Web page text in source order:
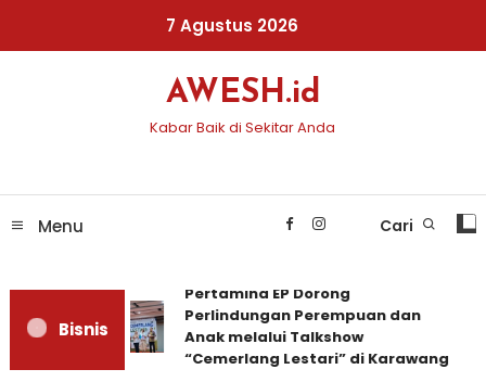
7 Agustus 2026
AWESH.id
Kabar Baik di Sekitar Anda
Menu Cari
Bisnis
Pertamina EP Dorong
Perlindungan Perempuan dan
Anak melalui Talkshow
“Cemerlang Lestari” di Karawang